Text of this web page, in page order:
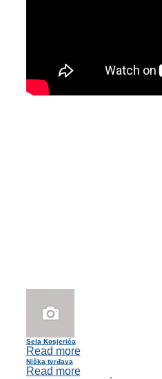
Sela Kosjerića
Read more
Niška tvrđava
Read more